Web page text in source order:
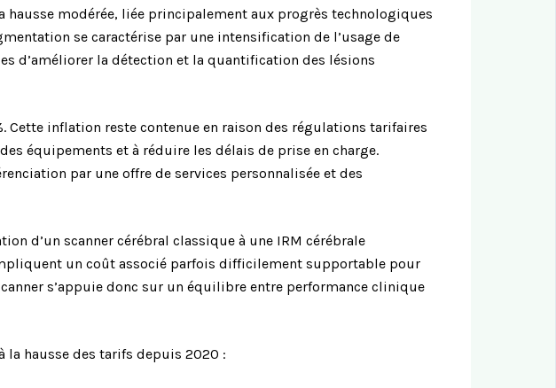
hausse modérée, liée principalement aux progrès technologiques
se caractérise par une intensification de l’usage de
d’améliorer la détection et la quantification des lésions
Cette inflation reste contenue en raison des régulations tarifaires
équipements et à réduire les délais de prise en charge.
par une offre de services personnalisée et des
d’un scanner cérébral classique à une IRM cérébrale
un coût associé parfois difficilement supportable pour
s’appuie donc sur un équilibre entre performance clinique
hausse des tarifs depuis 2020 :